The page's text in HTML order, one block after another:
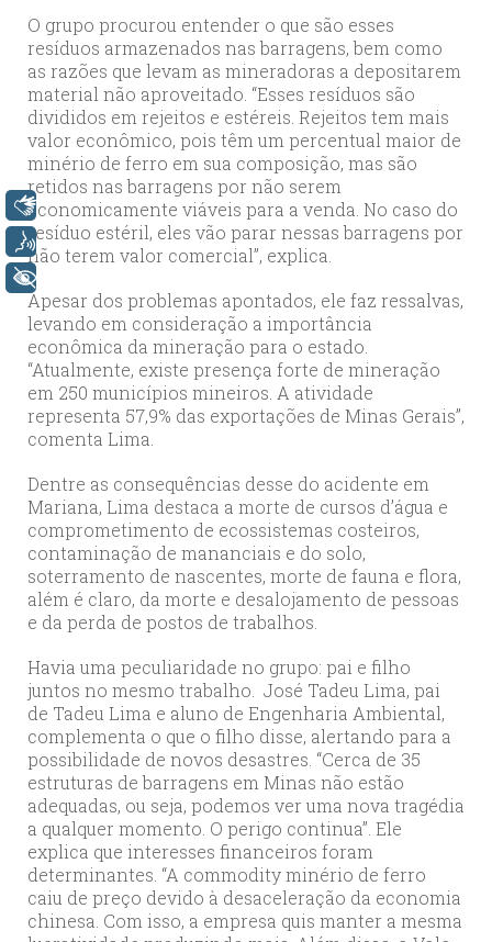
O grupo procurou entender o que são esses
resíduos armazenados nas barragens, bem como
as razões que levam as mineradoras a depositarem
material não aproveitado. “Esses resíduos são
divididos em rejeitos e estéreis. Rejeitos tem mais
valor econômico, pois têm um percentual maior de
minério de ferro em sua composição, mas são
retidos nas barragens por não serem
economicamente viáveis para a venda. No caso do
resíduo estéril, eles vão parar nessas barragens por
não terem valor comercial”, explica.
Apesar dos problemas apontados, ele faz ressalvas,
levando em consideração a importância
econômica da mineração para o estado.
“Atualmente, existe presença forte de mineração
em 250 municípios mineiros. A atividade
representa 57,9% das exportações de Minas Gerais”,
comenta Lima.
Dentre as consequências desse do acidente em
Mariana, Lima destaca a morte de cursos d’água e
comprometimento de ecossistemas costeiros,
contaminação de mananciais e do solo,
soterramento de nascentes, morte de fauna e flora,
além é claro, da morte e desalojamento de pessoas
e da perda de postos de trabalhos.
Havia uma peculiaridade no grupo: pai e filho
juntos no mesmo trabalho. José Tadeu Lima, pai
de Tadeu Lima e aluno de Engenharia Ambiental,
complementa o que o filho disse, alertando para a
possibilidade de novos desastres. “Cerca de 35
estruturas de barragens em Minas não estão
adequadas, ou seja, podemos ver uma nova tragédia
a qualquer momento. O perigo continua”. Ele
explica que interesses financeiros foram
determinantes. “A commodity minério de ferro
caiu de preço devido à desaceleração da economia
chinesa. Com isso, a empresa quis manter a mesma
Libras
Voz